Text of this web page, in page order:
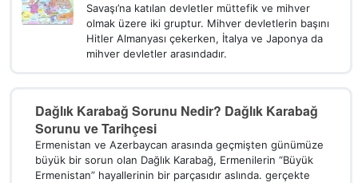
Savaşı’na katılan devletler müttefik ve mihver
olmak üzere iki gruptur. Mihver devletlerin başını
Hitler Almanyası çekerken, İtalya ve Japonya da
mihver devletler arasındadır.
Dağlık Karabağ Sorunu Nedir? Dağlık Karabağ
Sorunu ve Tarihçesi
Ermenistan ve Azerbaycan arasında geçmişten günümüze
büyük bir sorun olan Dağlık Karabağ, Ermenilerin “Büyük
Ermenistan” hayallerinin bir parçasıdır aslında. gerçekte